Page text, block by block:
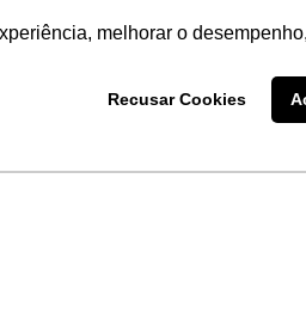
melhorar o
Recusar Cookies